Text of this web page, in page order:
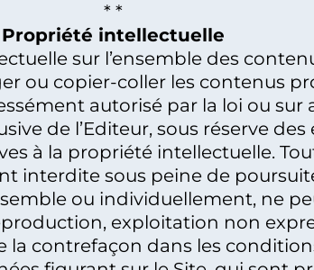
* *
Propriété intellectuelle
sur l’ensemble des
ou copier-coller les contenus
autorisé par la loi ou sur
de l’Editeur, sous réserve
à la propriété intellectuelle.
interdite sous peine de
ou individuellement, ne
exploitation non
contrefaçon dans les